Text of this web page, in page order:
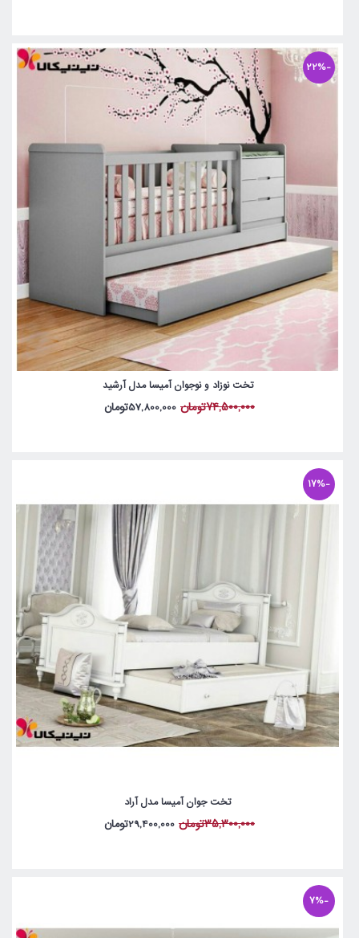
-22%
تخت نوزاد و نوجوان آمیسا مدل آرشید
74,500,000تومان 57,800,000تومان
-17%
تخت جوان آمیسا مدل آراد
35,300,000تومان 29,400,000تومان
-7%